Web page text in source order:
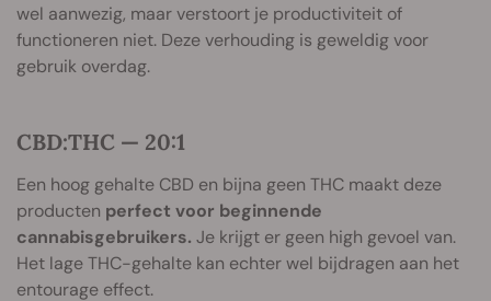
wel aanwezig, maar verstoort je productiviteit of
functioneren niet. Deze verhouding is geweldig voor
gebruik overdag.
CBD:THC — 20:1
Een hoog gehalte CBD en bijna geen THC maakt deze
producten perfect voor beginnende
cannabisgebruikers. Je krijgt er geen high gevoel van.
Het lage THC-gehalte kan echter wel bijdragen aan het
entourage effect.